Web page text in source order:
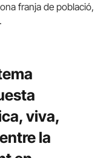
franja de població,
viva,
la